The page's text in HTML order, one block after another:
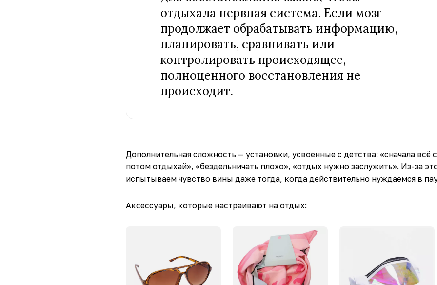
отдыхала нервная система. Если мозг
продолжает обрабатывать информацию,
планировать, сравнивать или
контролировать происходящее,
полноценного восстановления не
происходит.
Дополнительная сложность — установки, усвоенные с детства: «сначала всё
потом отдыхай», «бездельничать плохо», «отдых нужно заслужить». Из-за
испытываем чувство вины даже тогда, когда действительно нуждаемся в
Аксессуары, которые настраивают на отдых: